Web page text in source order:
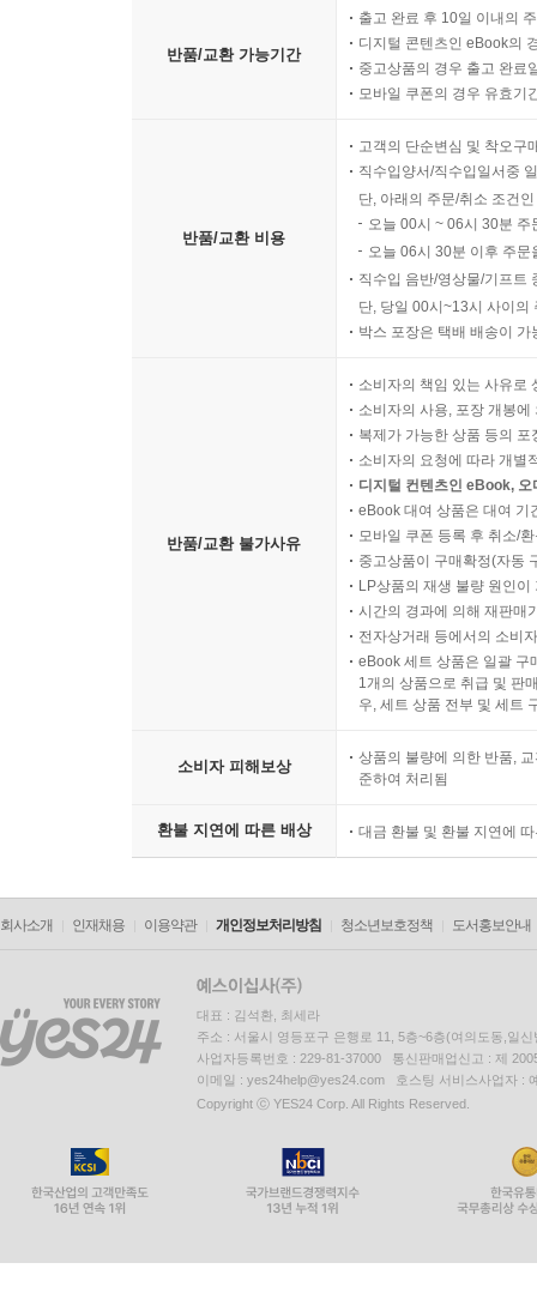
반품/교환 가능기간
출고 완료 후 10일 이내의
디지털 콘텐츠인 eBook의
중고상품의 경우 출고 완료
모바일 쿠폰의 경우 유효기
반품/교환 비용
고객의 단순변심 및 착오구
직수입양서/직수입일서중
단, 아래의 주문/취소 조건
오늘 00시 ~ 06시 30분
오늘 06시 30분 이후 주
직수입 음반/영상물/기프트
단, 당일 00시~13시 사이의
박스 포장은 택배 배송이
반품/교환 불가사유
소비자의 책임 있는 사유로
소비자의 사용, 포장 개봉
복제가 가능한 상품 등의
소비자의 요청에 따라 개별
디지털 컨텐츠인 eBook,
eBook 대여 상품은 대여 기
모바일 쿠폰 등록 후 취소/
중고상품이 구매확정(자동
LP상품의 재생 불량 원인
시간의 경과에 의해 재판매
전자상거래 등에서의 소비
eBook 세트 상품은 일괄 구
1개의 상품으로 취급 및 판
우, 세트 상품 전부 및 세트
소비자 피해보상
상품의 불량에 의한 반품,
준하여 처리됨
환불 지연에 따른 배상 대금 환불 및 환불 지연에
회사소개 인재채용 이용약관 개인정보처리방침 청소년보호정책 도서홍보안내
대표 : 김석환, 최세라
주소 : 서울시 영등포구 은행로 11, 5층~6층(여의도동,일신
사업자등록번호 : 229-81-37000 통신판매업신고 : 제
이메일 : yes24help@yes24.com 호스팅 서비스사업자 :
Copyright ⓒ YES24 Corp. All Rights Reserved.